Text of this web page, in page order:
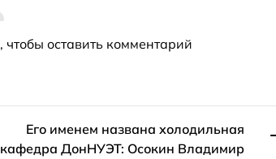
, чтобы оставить комментарий
Его именем названа холодильная
кафедра ДонНУЭТ: Осокин Владимир